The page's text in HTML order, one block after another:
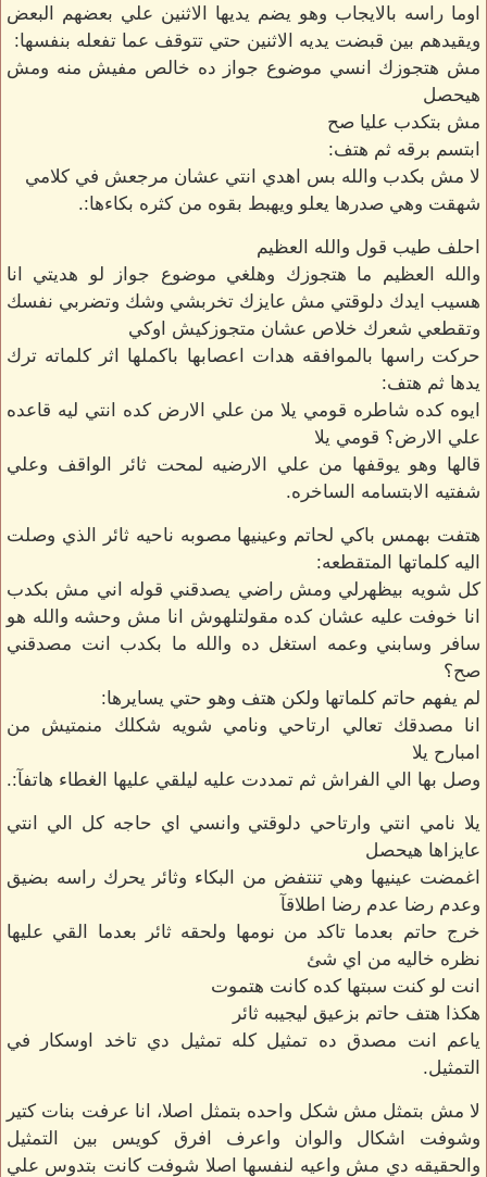
اوما راسه بالايجاب وهو يضم يديها الاثنين علي بعضهم البعض
ويقيدهم بين قبضت يديه الاثنين حتي تتوقف عما تفعله بنفسها:
مش هتجوزك انسي موضوع جواز ده خالص مفيش منه ومش
هيحصل
مش بتكدب عليا صح
ابتسم برقه ثم هتف:
لا مش بكدب والله بس اهدي انتي عشان مرجعش في كلامي
شهقت وهي صدرها يعلو ويهبط بقوه من كثره بكاءها:.
احلف طيب قول والله العظيم
والله العظيم ما هتجوزك وهلغي موضوع جواز لو هديتي انا
هسيب ايدك دلوقتي مش عايزك تخربشي وشك وتضربي نفسك
وتقطعي شعرك خلاص عشان متجوزكيش اوكي
حركت راسها بالموافقه هدات اعصابها باكملها اثر كلماته ترك
يدها ثم هتف:
ايوه كده شاطره قومي يلا من علي الارض كده انتي ليه قاعده
علي الارض؟ قومي يلا
قالها وهو يوقفها من علي الارضيه لمحت ثائر الواقف وعلي
شفتيه الابتسامه الساخره.
هتفت بهمس باكي لحاتم وعينيها مصوبه ناحيه ثائر الذي وصلت
اليه كلماتها المتقطعه:
كل شويه بيظهرلي ومش راضي يصدقني قوله اني مش بكدب
انا خوفت عليه عشان كده مقولتلهوش انا مش وحشه والله هو
سافر وسابني وعمه استغل ده والله ما بكدب انت مصدقني
صح؟
لم يفهم حاتم كلماتها ولكن هتف وهو حتي يسايرها:
انا مصدقك تعالي ارتاحي ونامي شويه شكلك منمتيش من
امبارح يلا
وصل بها الي الفراش ثم تمددت عليه ليلقي عليها الغطاء هاتفآ:.
يلا نامي انتي وارتاحي دلوقتي وانسي اي حاجه كل الي انتي
عايزاها هيحصل
اغمضت عينيها وهي تنتفض من البكاء وثائر يحرك راسه بضيق
وعدم رضا عدم رضا اطلاقآ
خرج حاتم بعدما تاكد من نومها ولحقه ثائر بعدما القي عليها
نظره خاليه من اي شئ
انت لو كنت سبتها كده كانت هتموت
هكذا هتف حاتم بزعيق ليجيبه ثائر
ياعم انت مصدق ده تمثيل كله تمثيل دي تاخد اوسكار في
التمثيل.
لا مش بتمثل مش شكل واحده بتمثل اصلا، انا عرفت بنات كتير
وشوفت اشكال والوان واعرف افرق كويس بين التمثيل
والحقيقه دي مش واعيه لنفسها اصلا شوفت كانت بتدوس علي